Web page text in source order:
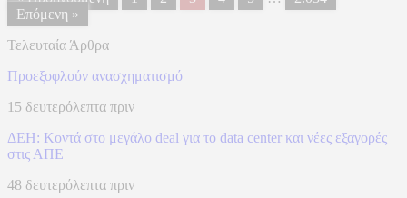
Επόμενη »
Τελευταία Άρθρα
Προεξοφλούν ανασχηματισμό
15 δευτερόλεπτα πριν
ΔΕΗ: Κοντά στο μεγάλο deal για το data center και νέες εξαγορές
στις ΑΠΕ
48 δευτερόλεπτα πριν